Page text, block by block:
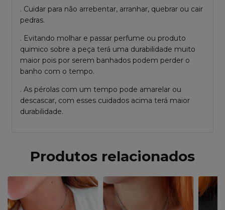
. Cuidar para não arrebentar, arranhar, quebrar ou cair
pedras.
. Evitando molhar e passar perfume ou produto
quimico sobre a peça terá uma durabilidade muito
maior pois por serem banhados podem perder o
banho com o tempo.
. As pérolas com um tempo pode amarelar ou
descascar, com esses cuidados acima terá maior
durabilidade.
Produtos relacionados